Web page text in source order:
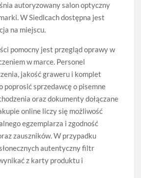
autoryzowany salon optyczny
W Siedlcach dostępna jest
na miejscu.
pomocny jest przegląd oprawy w
w marce. Personel
jakość graweru i komplet
poprosić sprzedawcę o pisemne
oraz dokumenty dołączane
online liczy się możliwość
egzemplarza i zgodność
zauszników. W przypadku
autentyczny filtr
z karty produktu i